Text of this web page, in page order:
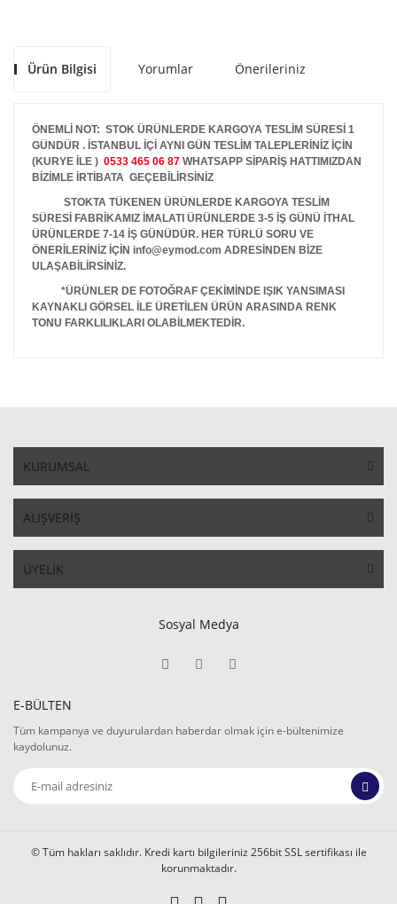
Ürün Bilgisi Yorumlar Önerileriniz
ÖNEMLİ NOT: STOK ÜRÜNLERDE KARGOYA TESLİM SÜRESİ 1
GÜNDÜR . İSTANBUL İÇİ AYNI GÜN TESLİM TALEPLERİNİZ İÇİN
(KURYE İLE ) 0533 465 06 87 WHATSAPP SİPARİŞ HATTIMIZDAN
BİZİMLE İRTİBATA GEÇEBİLİRSİNİZ
STOKTA TÜKENEN ÜRÜNLERDE KARGOYA TESLİM
SÜRESİ FABRİKAMIZ İMALATI ÜRÜNLERDE 3-5 İŞ GÜNÜ İTHAL
ÜRÜNLERDE 7-14 İŞ GÜNÜDÜR. HER TÜRLÜ SORU VE
ÖNERİLERİNİZ İÇİN info@eymod.com ADRESİNDEN BİZE
ULAŞABİLİRSİNİZ.
*ÜRÜNLER DE FOTOĞRAF ÇEKİMİNDE IŞIK YANSIMASI
KAYNAKLI GÖRSEL İLE ÜRETİLEN ÜRÜN ARASINDA RENK
TONU FARKLILIKLARI OLABİLMEKTEDİR.
KURUMSAL
ALIŞVERİŞ
ÜYELİK
Sosyal Medya
E-BÜLTEN
Tüm kampanya ve duyurulardan haberdar olmak için e-bültenimize
kaydolunuz.
© Tüm hakları saklıdır. Kredi kartı bilgileriniz 256bit SSL sertifikası ile
korunmaktadır.